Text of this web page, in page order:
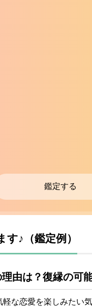
鑑定する
♪（鑑定例）
由は？復縁の可
な恋愛を楽しみたい気